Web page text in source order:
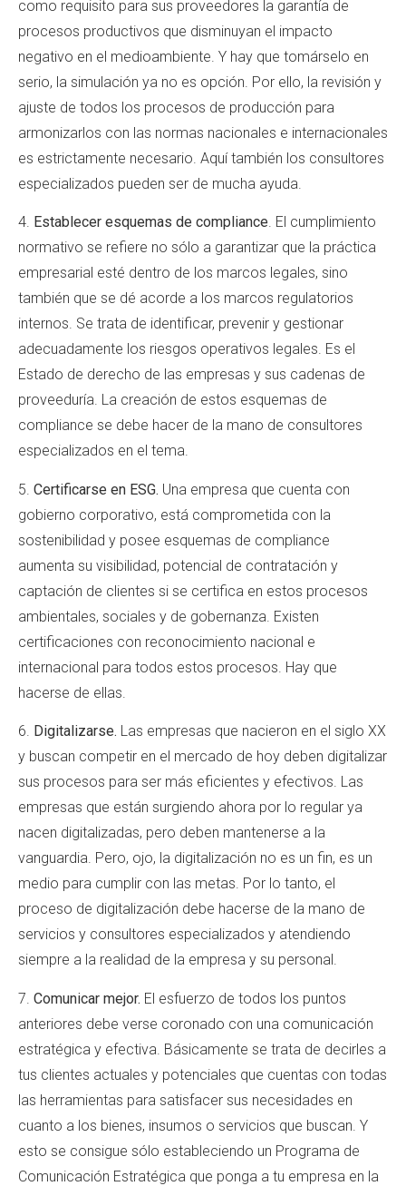
como requisito para sus proveedores la garantía de
procesos productivos que disminuyan el impacto
negativo en el medioambiente. Y hay que tomárselo en
serio, la simulación ya no es opción. Por ello, la revisión y
ajuste de todos los procesos de producción para
armonizarlos con las normas nacionales e internacionales
es estrictamente necesario. Aquí también los consultores
especializados pueden ser de mucha ayuda.
4. Establecer esquemas de compliance. El cumplimiento
normativo se refiere no sólo a garantizar que la práctica
empresarial esté dentro de los marcos legales, sino
también que se dé acorde a los marcos regulatorios
internos. Se trata de identificar, prevenir y gestionar
adecuadamente los riesgos operativos legales. Es el
Estado de derecho de las empresas y sus cadenas de
proveeduría. La creación de estos esquemas de
compliance se debe hacer de la mano de consultores
especializados en el tema.
5. Certificarse en ESG. Una empresa que cuenta con
gobierno corporativo, está comprometida con la
sostenibilidad y posee esquemas de compliance
aumenta su visibilidad, potencial de contratación y
captación de clientes si se certifica en estos procesos
ambientales, sociales y de gobernanza. Existen
certificaciones con reconocimiento nacional e
internacional para todos estos procesos. Hay que
hacerse de ellas.
6. Digitalizarse. Las empresas que nacieron en el siglo XX
y buscan competir en el mercado de hoy deben digitalizar
sus procesos para ser más eficientes y efectivos. Las
empresas que están surgiendo ahora por lo regular ya
nacen digitalizadas, pero deben mantenerse a la
vanguardia. Pero, ojo, la digitalización no es un fin, es un
medio para cumplir con las metas. Por lo tanto, el
proceso de digitalización debe hacerse de la mano de
servicios y consultores especializados y atendiendo
siempre a la realidad de la empresa y su personal.
7. Comunicar mejor. El esfuerzo de todos los puntos
anteriores debe verse coronado con una comunicación
estratégica y efectiva. Básicamente se trata de decirles a
tus clientes actuales y potenciales que cuentas con todas
las herramientas para satisfacer sus necesidades en
cuanto a los bienes, insumos o servicios que buscan. Y
esto se consigue sólo estableciendo un Programa de
Comunicación Estratégica que ponga a tu empresa en la